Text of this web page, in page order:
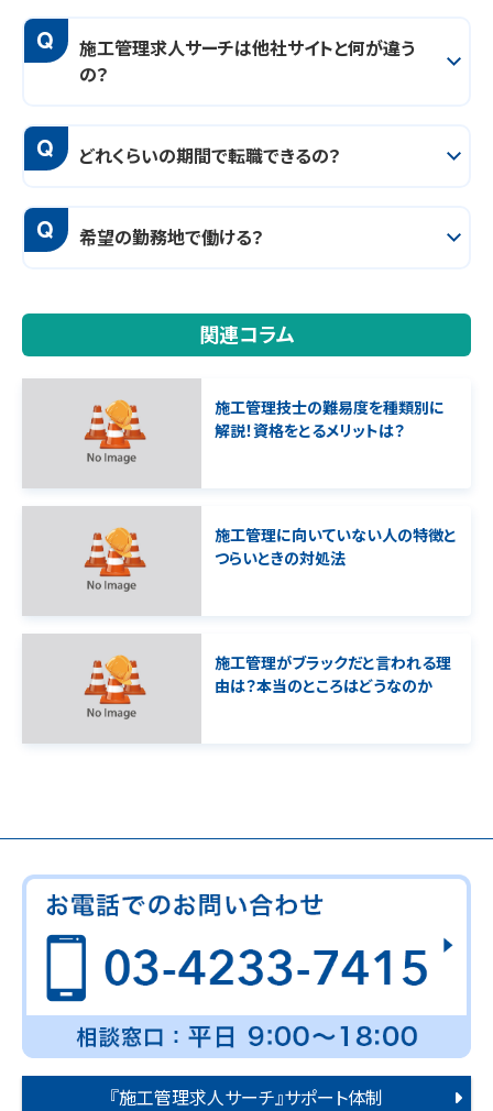
Q
施工管理求人サーチは他社サイトと何が違う
の？
Q どれくらいの期間で転職できるの？
Q 希望の勤務地で働ける？
関連コラム
施工管理技士の難易度を種類別に
解説！資格をとるメリットは？
施工管理に向いていない人の特徴と
つらいときの対処法
施工管理がブラックだと言われる理
由は？本当のところはどうなのか
『施工管理求人サーチ』サポート体制